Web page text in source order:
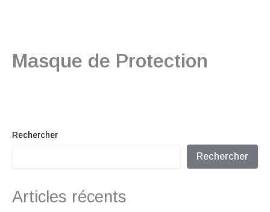
Masque de Protection
Rechercher
Rechercher
Articles récents